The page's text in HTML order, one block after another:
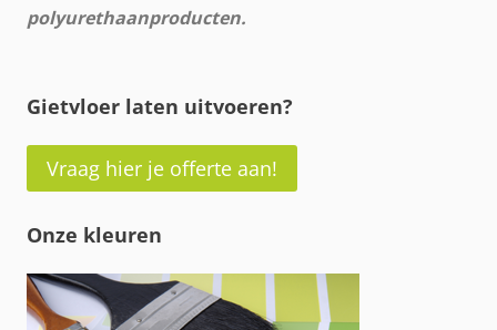
polyurethaanproducten.
Gietvloer laten uitvoeren?
Vraag hier je offerte aan!
Onze kleuren